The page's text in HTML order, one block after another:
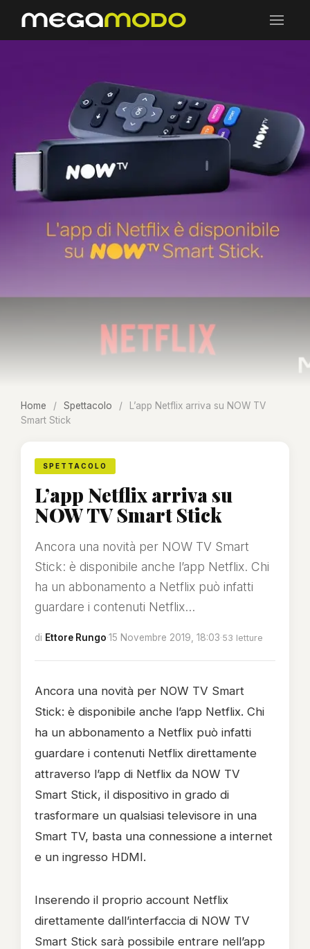
Home / Spettacolo /
L’app Netflix arriva su NOW TV
Smart Stick
SPETTACOLO
L’app Netflix arriva su
NOW TV Smart Stick
Ancora una novità per NOW TV Smart
Stick: è disponibile anche l’app Netflix. Chi
ha un abbonamento a Netflix può infatti
guardare i contenuti Netflix...
di Ettore Rungo·15 Novembre 2019, 18:03·53 letture
Ancora una novità per NOW TV Smart
Stick: è disponibile anche l’app Netflix. Chi
ha un abbonamento a Netflix può infatti
guardare i contenuti Netflix direttamente
attraverso l’app di Netflix da NOW TV
Smart Stick, il dispositivo in grado di
trasformare un qualsiasi televisore in una
Smart TV, basta una connessione a internet
e un ingresso HDMI.
Inserendo il proprio account Netflix
direttamente dall’interfaccia di NOW TV
Smart Stick sarà possibile entrare nell’app